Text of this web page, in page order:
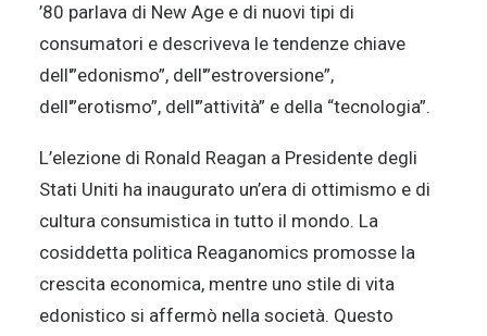
’80 parlava di New Age e di nuovi tipi di
consumatori e descriveva le tendenze chiave
dell'”edonismo”, dell'”estroversione”,
dell'”erotismo”, dell'”attività” e della “tecnologia”.
L’elezione di Ronald Reagan a Presidente degli
Stati Uniti ha inaugurato un’era di ottimismo e di
cultura consumistica in tutto il mondo. La
cosiddetta politica Reaganomics promosse la
crescita economica, mentre uno stile di vita
edonistico si affermò nella società. Questo